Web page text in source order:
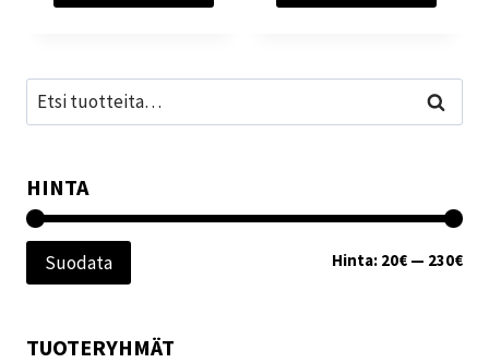
Etsi: Haku
HINTA
Suodata Hinta: 20€ — 230€
TUOTERYHMÄT